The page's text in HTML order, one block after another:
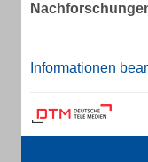
Informationen